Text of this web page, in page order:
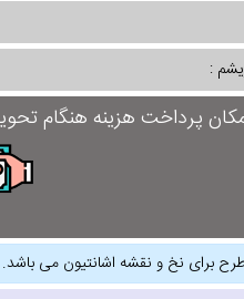
:
پرداخت هزینه هنگام
برای نخ و نقشه اشانتیون می باشد.